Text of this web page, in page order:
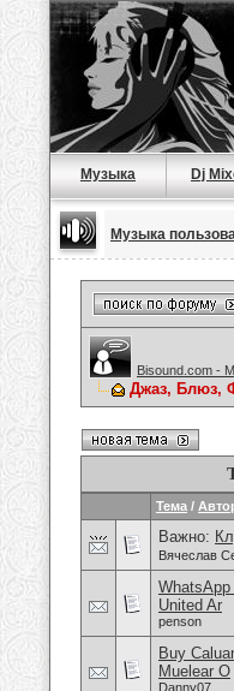
Музыка Dj
Музыка
Bisound.com -
Джаз, Блюз,
Тема /
Важно:
Вячеслав
WhatsApp
United Ar
penson
Buy
Muelear O
Danny07